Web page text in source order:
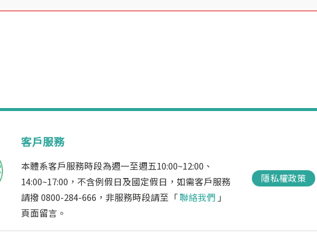
客戶服務
本體系客戶服務時段為週一至週五10:00~12:00、
14:00~17:00，不含例假日及國定假日，如需客戶服務
請撥 0800-284-666，非服務時段請至「聯絡我們 」
頁面留言。
隱私權政策